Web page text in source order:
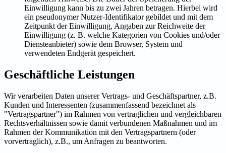
Einwilligung kann bis zu zwei Jahren betragen. Hierbei wird
ein pseudonymer Nutzer-Identifikator gebildet und mit dem
Zeitpunkt der Einwilligung, Angaben zur Reichweite der
Einwilligung (z. B. welche Kategorien von Cookies und/oder
Diensteanbieter) sowie dem Browser, System und
verwendeten Endgerät gespeichert.
Geschäftliche Leistungen
Wir verarbeiten Daten unserer Vertrags- und Geschäftspartner, z.B.
Kunden und Interessenten (zusammenfassend bezeichnet als
"Vertragspartner") im Rahmen von vertraglichen und vergleichbaren
Rechtsverhältnissen sowie damit verbundenen Maßnahmen und im
Rahmen der Kommunikation mit den Vertragspartnern (oder
vorvertraglich), z.B., um Anfragen zu beantworten.